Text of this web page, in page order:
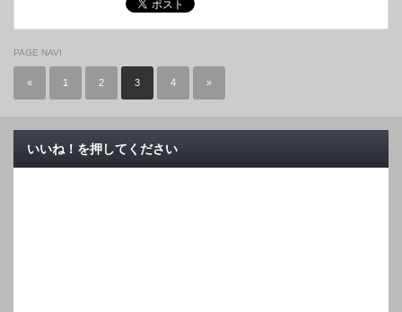
PAGE NAVI
« 1 2 3 4 »
いいね！を押してください